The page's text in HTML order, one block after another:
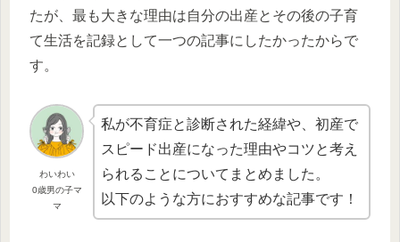
たが、最も大きな理由は自分の出産とその後の子育
て生活を記録として一つの記事にしたかったからで
す。
わいわい
0歳男の子マ
マ
私が不育症と診断された経緯や、初産で
スピード出産になった理由やコツと考え
られることについてまとめました。
以下のような方におすすめな記事です！